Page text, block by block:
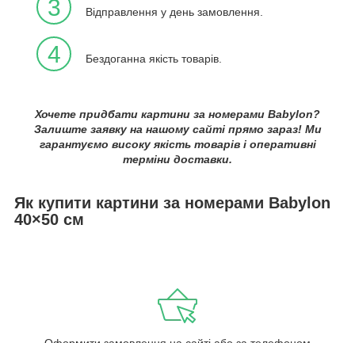
3 Відправлення у день замовлення.
4 Бездоганна якість товарів.
Хочете придбати картини за номерами Babylon?
Залиште заявку на нашому сайті прямо зараз! Ми
гарантуємо високу якість товарів і оперативні
терміни доставки.
Як купити картини за номерами Babylon
40×50 см